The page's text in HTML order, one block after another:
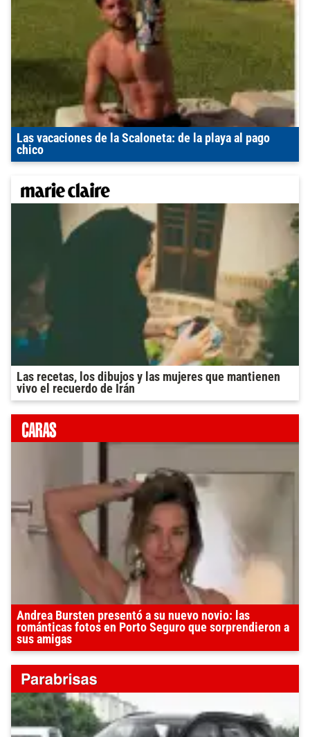
Las vacaciones de la Scaloneta: de la playa al pago
chico
Las recetas, los dibujos y las mujeres que mantienen
vivo el recuerdo de Irán
Andrea Bursten presentó a su nuevo novio: las
románticas fotos en Porto Seguro que sorprendieron a
sus amigas